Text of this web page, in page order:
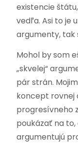
existencie
vedľa. Asi to je
argumenty, tak
Mohol by som
„skvelej“
pár strán.
koncept rovnej
progresívneho
poukázať na
argumentujú